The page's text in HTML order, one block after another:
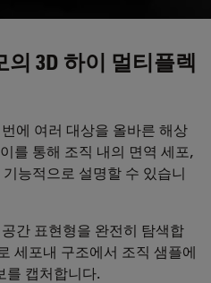
3D 하이 멀티플렉
에 여러 대상을 올바른 해상
를 통해 조직 내의 면역 세포,
능적으로 설명할 수 있습니
간 표현형을 완전히 탐색합
세포내 구조에서 조직 샘플에
를 캡처합니다.